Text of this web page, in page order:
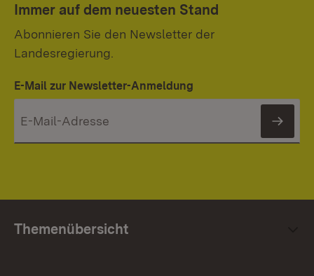
Immer auf dem neuesten Stand
Abonnieren Sie den Newsletter der
Landesregierung.
E-Mail zur Newsletter-Anmeldung
Themenübersicht